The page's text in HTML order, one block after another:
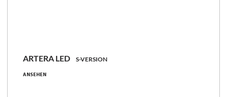
ARTERA LED S-VERSION
ANSEHEN
21 - 107 [W]